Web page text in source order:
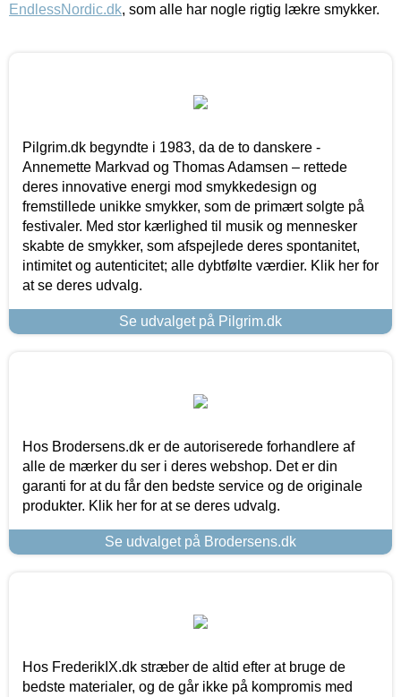
EndlessNordic.dk, som alle har nogle rigtig lækre smykker.
Pilgrim.dk begyndte i 1983, da de to danskere -
Annemette Markvad og Thomas Adamsen – rettede
deres innovative energi mod smykkedesign og
fremstillede unikke smykker, som de primært solgte på
festivaler. Med stor kærlighed til musik og mennesker
skabte de smykker, som afspejlede deres spontanitet,
intimitet og autenticitet; alle dybtfølte værdier. Klik her for
at se deres udvalg.
Se udvalget på Pilgrim.dk
Hos Brodersens.dk er de autoriserede forhandlere af
alle de mærker du ser i deres webshop. Det er din
garanti for at du får den bedste service og de originale
produkter. Klik her for at se deres udvalg.
Se udvalget på Brodersens.dk
Hos FrederikIX.dk stræber de altid efter at bruge de
bedste materialer, og de går ikke på kompromis med